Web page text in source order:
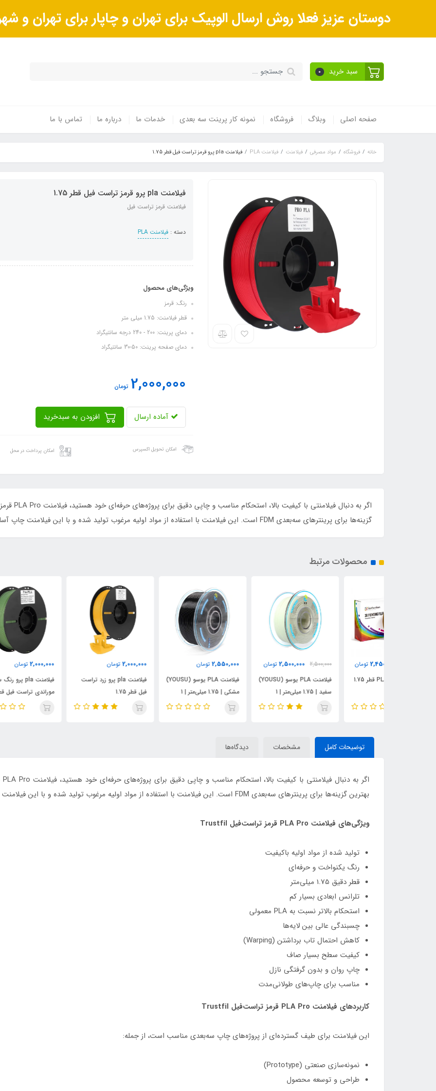
دوستان عزیز فعلا روش ارسال الوپیک برای تهران و چاپار برای تهران و
سبد خرید 0
صفحه اصلی وبلاگ فروشگاه نمونه کار پرینت سه بعدی خدمات ما درباره ما تماس با ما
خانه فروشگاه مواد مصرفی فیلامنت فیلامنت PLA فیلامنت pla پرو قرمز تراست فیل قطر 1.75
فیلامنت pla پرو قرمز تراست فیل قطر 1.75
فیلامنت قرمز تراست فیل
دسته : فیلامنت PLA
ویژگی‌های محصول
رنگ: قرمز
قطر فیلامنت: 1.75 میلی متر
دمای پرینت: 200 - 240 درجه سانتیگراد
دمای صفحه پرینت: 50-30 سانتیگراد
2,000,000 تومان
آماده ارسال
امکان تحویل اکسپرس امکان پرداخت در محل
گزینه‌ها برای پرینترهای سه‌بعدی FDM است. این فیلامنت با استفاده از مواد اولیه مرغوب تولید شده و با این فیلامنت چاپ آسان و بدون دردسر را تجربه کنید.
محصولات مرتبط
2,500,000
2,500,000 تومان
فیلامنت PLA یوسو (YOUSU)
سفید | 1.75 میلی‌متر | 1
کیلوگرم
2,550,000
فیلامنت PLA یوسو (YOUSU)
مشکی | 1.75 میلی‌متر | 1
کیلوگرم
فیلامنت pla پرو زرد تراست
فیل قطر 1.75
فیلامنت pla پرو رنگ سبز
موراندی تراست فیل قطر 1.75
توضیحات کامل مشخصات دیدگاه‌ها
بهترین گزینه‌ها برای پرینترهای سه‌بعدی FDM است. این فیلامنت با استفاده از مواد اولیه مرغوب تولید شده و با این فیلامنت چاپ آسان و بدون دردسر را تجربه کنید.
ویژگی‌های فیلامنت PLA Pro قرمز تراست‌فیل Trustfil
تولید شده از مواد اولیه باکیفیت
رنگ یکنواخت و حرفه‌ای
قطر دقیق 1.75 میلی‌متر
تلرانس ابعادی بسیار کم
استحکام بالاتر نسبت به PLA معمولی
چسبندگی عالی بین لایه‌ها
کاهش احتمال تاب برداشتن (Warping)
کیفیت سطح بسیار صاف
چاپ روان و بدون گرفتگی نازل
مناسب برای چاپ‌های طولانی‌مدت
کاربردهای فیلامنت PLA Pro قرمز تراست‌فیل Trustfil
این فیلامنت برای طیف گسترده‌ای از پروژه‌های چاپ سه‌بعدی مناسب است، از جمله:
نمونه‌سازی صنعتی (Prototype)
طراحی و توسعه محصول